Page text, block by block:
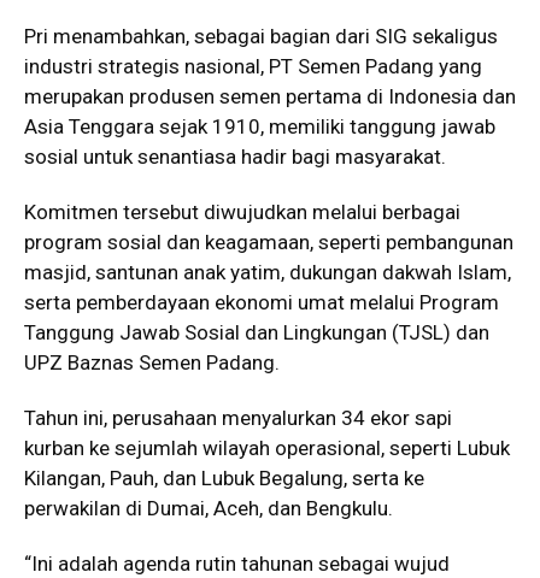
Pri menambahkan, sebagai bagian dari SIG sekaligus
industri strategis nasional, PT Semen Padang yang
merupakan produsen semen pertama di Indonesia dan
Asia Tenggara sejak 1910, memiliki tanggung jawab
sosial untuk senantiasa hadir bagi masyarakat.
Komitmen tersebut diwujudkan melalui berbagai
program sosial dan keagamaan, seperti pembangunan
masjid, santunan anak yatim, dukungan dakwah Islam,
serta pemberdayaan ekonomi umat melalui Program
Tanggung Jawab Sosial dan Lingkungan (TJSL) dan
UPZ Baznas Semen Padang.
Tahun ini, perusahaan menyalurkan 34 ekor sapi
kurban ke sejumlah wilayah operasional, seperti Lubuk
Kilangan, Pauh, dan Lubuk Begalung, serta ke
perwakilan di Dumai, Aceh, dan Bengkulu.
“Ini adalah agenda rutin tahunan sebagai wujud